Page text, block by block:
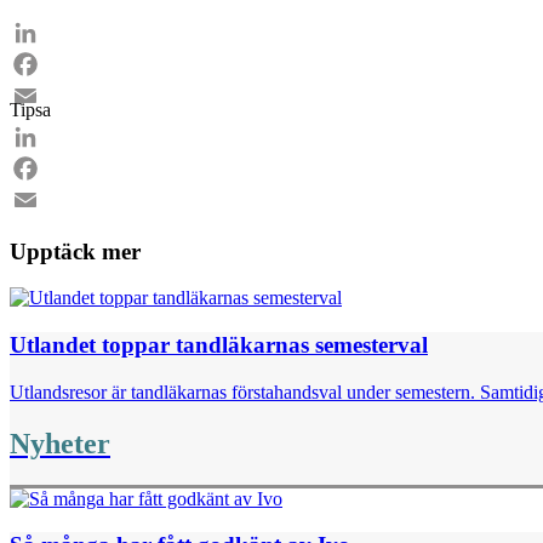
LinkedIn
Facebook
Email
Tipsa
LinkedIn
Facebook
Upptäck mer
Utlandet toppar tandläkarnas semesterval
Utlandsresor är tandläkarnas förstahandsval under semestern.
Nyheter